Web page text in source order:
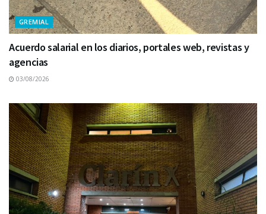
GREMIAL
Acuerdo salarial en los diarios, portales web, revistas y
agencias
03/08/2026